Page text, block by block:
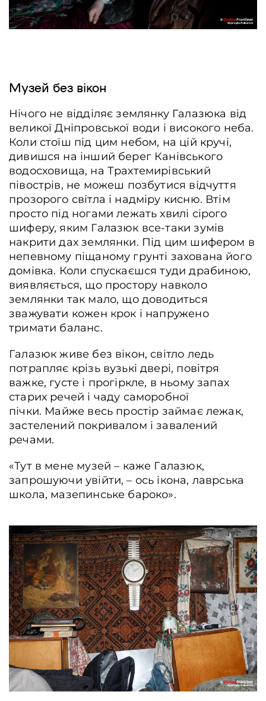
Музей без вікон
Нічого не відділяє землянку Галазюка від
великої Дніпровської води і високого неба.
Коли стоїш під цим небом, на цій кручі,
дивишся на інший берег Канівського
водосховища, на Трахтемирівський
півострів, не можеш позбутися відчуття
прозорого світла і надміру кисню. Втім
просто під ногами лежать хвилі сірого
шиферу, яким Галазюк все-таки зумів
накрити дах землянки. Під цим шифером в
непевному піщаному грунті захована його
домівка. Коли спускаєшся туди драбиною,
виявляється, що простору навколо
землянки так мало, що доводиться
зважувати кожен крок і напружено
тримати баланс.
Галазюк живе без вікон, світло ледь
потрапляє крізь вузькі двері, повітря
важке, густе і прогіркле, в ньому запах
старих речей і чаду саморобної
пічки. Майже весь простір займає лежак,
застелений покривалом і завалений
речами.
«Тут в мене музей – каже Галазюк,
запрошуючи увійти, – ось ікона, лаврська
школа, мазепинське бароко».